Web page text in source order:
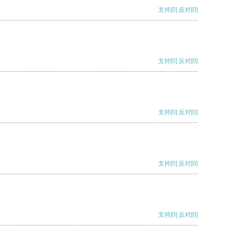
支持[0] 反对[0]
支持[0] 反对[0]
支持[0] 反对[0]
支持[0] 反对[0]
支持[0] 反对[0]